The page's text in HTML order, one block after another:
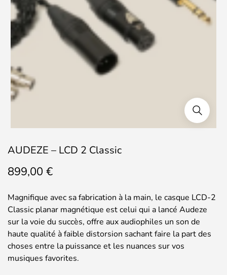
AUDEZE – LCD 2 Classic
899,00 €
Magnifique avec sa fabrication à la main, le casque LCD-2
Classic planar magnétique est celui qui a lancé Audeze
sur la voie du succès, offre aux audiophiles un son de
haute qualité à faible distorsion sachant faire la part des
choses entre la puissance et les nuances sur vos
musiques favorites.